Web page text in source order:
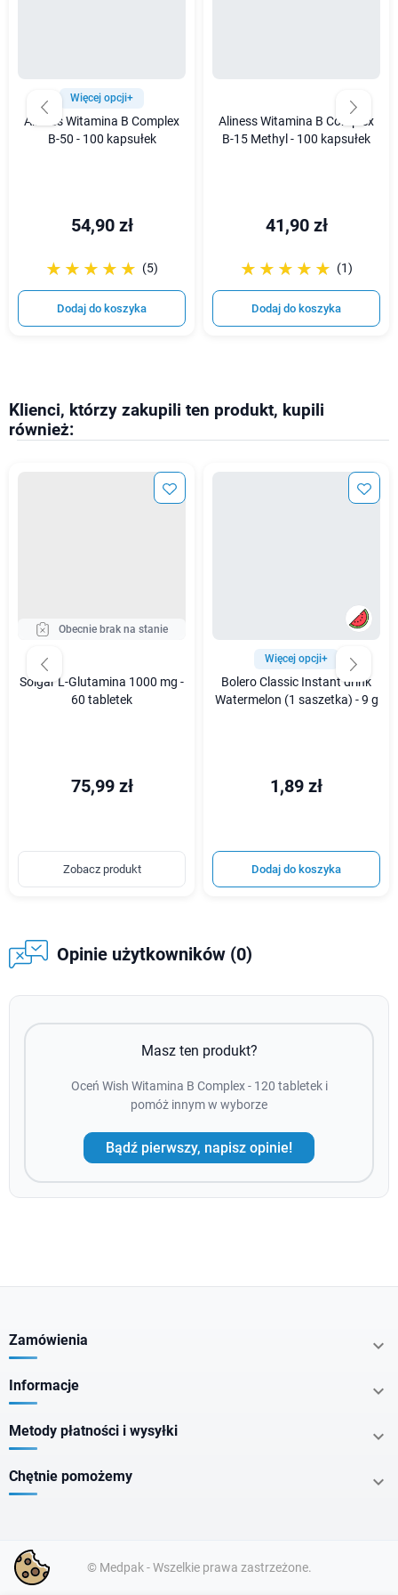
Więcej opcji+
Aliness Witamina B Complex
B-50 - 100 kapsułek
54,90 zł
☆☆☆☆☆
★★★★★ (5)
Dodaj do koszyka
Aliness Witamina B Complex
B-15 Methyl - 100 kapsułek
41,90 zł
☆☆☆☆☆
★★★★★ (1)
Dodaj do koszyka
Klienci, którzy zakupili ten produkt, kupili
również:
Obecnie brak na stanie
Solgar L-Glutamina 1000 mg -
60 tabletek
75,99 zł
Zobacz produkt
Więcej opcji+
Bolero Classic Instant drink
Watermelon (1 saszetka) - 9 g
1,89 zł
Dodaj do koszyka
Opinie użytkowników (0)
Masz ten produkt?
Oceń Wish Witamina B Complex - 120 tabletek i
pomóż innym w wyborze
Bądź pierwszy, napisz opinie!
Zamówienia 
Informacje 
Metody płatności i wysyłki 
Chętnie pomożemy 
© Medpak - Wszelkie prawa zastrzeżone.